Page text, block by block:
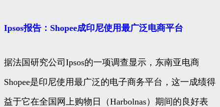
Ipsos报告：Shopee成印尼使用最广泛电商平台
据法国研究公司Ipsos的一项调查显示，东南亚电商
Shopee是印尼使用最广泛的电子商务平台，这一成绩得
益于它在全国网上购物日（Harbolnas）期间的良好表